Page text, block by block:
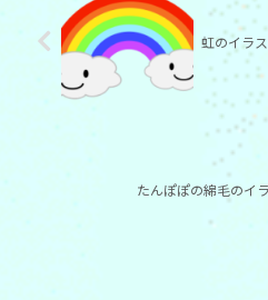
虹のイラ
たんぽぽの綿毛のイ